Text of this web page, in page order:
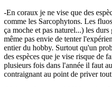
-En coraux je ne vise que des
comme les Sarcophytons. Les
ça moche et pas naturel...) les
même pas envie de tenter
entier du hobby. Surtout qu'un
des espèces que je vise risque de
plusieurs fois dans l'année il faut
contraignant au point de priver